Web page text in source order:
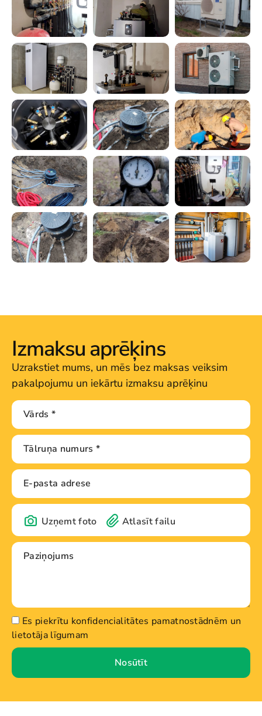
Izmaksu aprēķins
Uzrakstiet mums, un mēs bez maksas veiksim
pakalpojumu un iekārtu izmaksu aprēķinu
Uzņemt foto Atlasīt failu
Es piekrītu konfidencialitātes pamatnostādnēm un
lietotāja līgumam
Nosūtīt